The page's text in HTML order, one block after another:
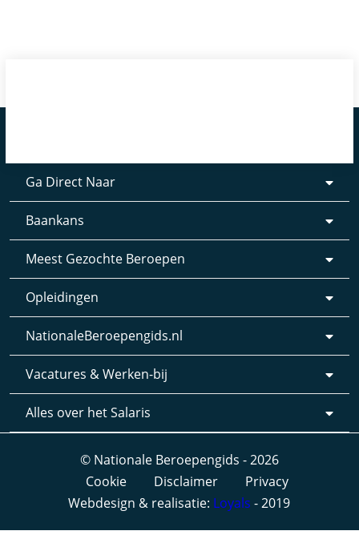
Ga Direct Naar
Baankans
Meest Gezochte Beroepen
Opleidingen
NationaleBeroepengids.nl
Vacatures & Werken-bij
Alles over het Salaris
© Nationale Beroepengids - 2026
Cookie
Disclaimer
Privacy
Webdesign & realisatie: Loyals - 2019